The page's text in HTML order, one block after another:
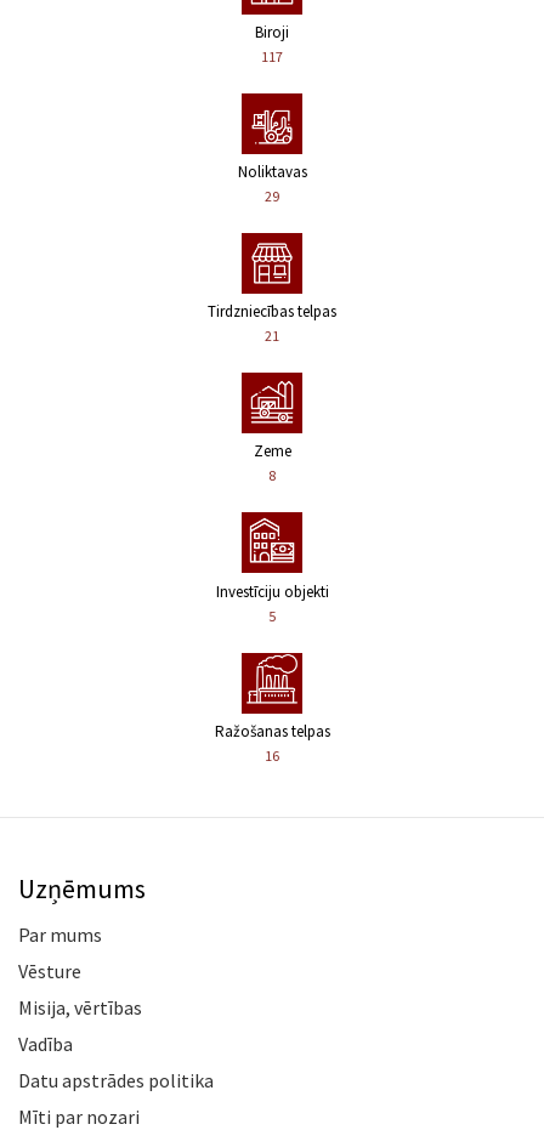
Biroji
117
Noliktavas
29
Tirdzniecības telpas
21
Zeme
8
Investīciju objekti
5
Ražošanas telpas
16
Uzņēmums
Par mums
Vēsture
Misija, vērtības
Vadība
Datu apstrādes politika
Mīti par nozari